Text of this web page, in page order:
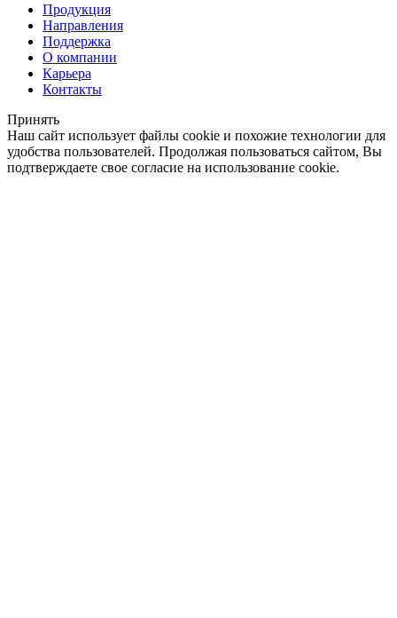
Продукция
Направления
Поддержка
О компании
Карьера
Контакты
Принять
Наш сайт использует файлы cookie и похожие технологии для
удобства пользователей. Продолжая пользоваться сайтом, Вы
подтверждаете свое согласие на использование cookie.